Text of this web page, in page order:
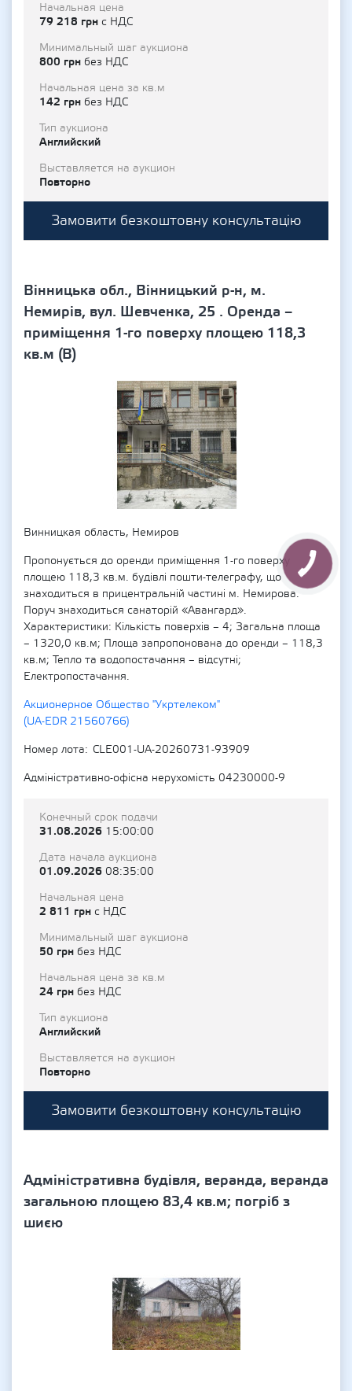
Начальная цена
79 218 грн с НДС
Минимальный шаг аукциона
800 грн без НДС
Начальная цена за кв.м
142 грн без НДС
Тип аукциона
Английский
Выставляется на аукцион
Повторно
Замовити безкоштовну консультацію
Вінницька обл., Вінницький р-н, м.
Немирів, вул. Шевченка, 25 . Оренда –
приміщення 1-го поверху площею 118,3
кв.м (В)
Винницкая область, Немиров
Пропонується до оренди приміщення 1-го поверху
площею 118,3 кв.м. будівлі пошти-телеграфу, що
знаходиться в прицентральній частині м. Немирова.
Поруч знаходиться санаторій «Авангард».
Характеристики: Кількість поверхів – 4; Загальна площа
– 1320,0 кв.м; Площа запропонована до оренди – 118,3
кв.м; Тепло та водопостачання – відсутні;
Електропостачання.
Акционерное Общество "Укртелеком"
(UA-EDR 21560766)
Номер лота
CLE001-UA-20260731-93909
Адміністративно-офісна нерухомість 04230000-9
Конечный срок подачи
31.08.2026 15:00:00
Дата начала аукциона
01.09.2026 08:35:00
Начальная цена
2 811 грн с НДС
Минимальный шаг аукциона
50 грн без НДС
Начальная цена за кв.м
24 грн без НДС
Тип аукциона
Английский
Выставляется на аукцион
Повторно
Замовити безкоштовну консультацію
Адміністративна будівля, веранда, веранда
загальною площею 83,4 кв.м; погріб з
шиєю